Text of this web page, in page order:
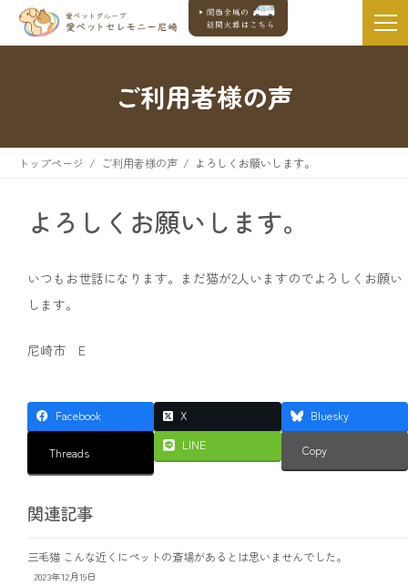
ご利用者様の声
トップページ ご利用者様の声 よろしくお願いします。
よろしくお願いします。
いつもお世話になります。まだ猫が2人いますのでよろしくお願い
します。
尼崎市 E
Facebook X Bluesky
Threads LINE Copy
関連記事
三毛猫 こんな近くにペットの斎場があるとは思いませんでした。
2023年12月19日